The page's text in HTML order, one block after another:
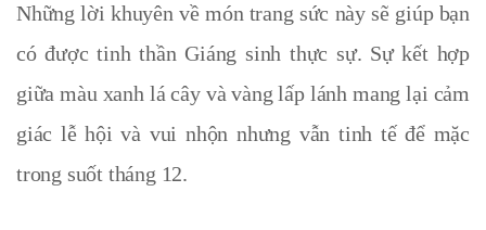
Những lời khuyên về món trang sức này sẽ giúp bạn
có được tinh thần Giáng sinh thực sự. Sự kết hợp
giữa màu xanh lá cây và vàng lấp lánhmang lại cảm
giác lễ hội và vui nhộn nhưng vẫn tinh tế để mặc
trong suốt tháng 12.